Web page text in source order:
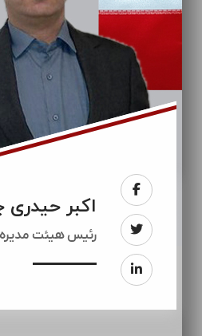
اکبر حیدری
رئيس هیئت مدیره